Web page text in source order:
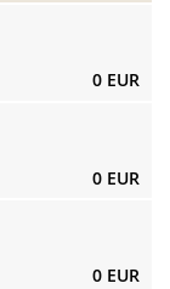
0 EUR
0 EUR
0 EUR